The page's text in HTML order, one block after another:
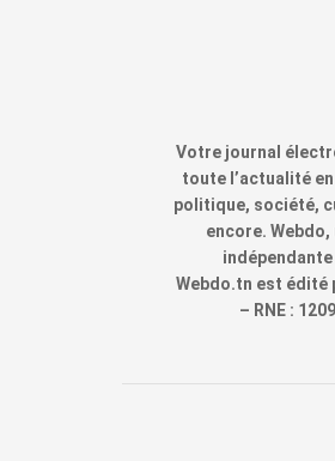
Votre journal
toute l’actualité
politique, société,
encore.
Webdo.tn est édité
– RNE :